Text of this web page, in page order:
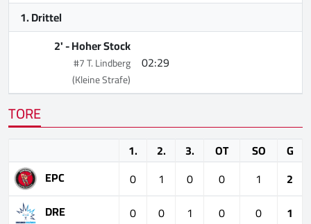
1. Drittel
02:29
2' -Hoher Stock
#7 T. Lindberg
(Kleine Strafe)
TORE
1. 2. 3. OT SO
G
EPC
0 1 0 0 1
2
DRE
0 0 1 0 0 1